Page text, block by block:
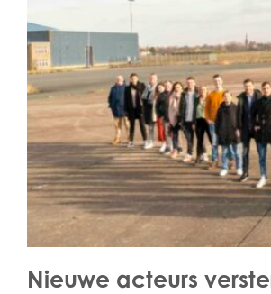
Nieuwe acteurs